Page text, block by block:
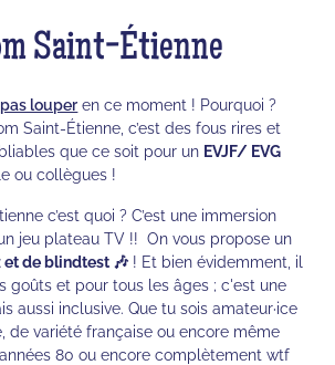
Saint-Étienne
louper en ce moment ! Pourquoi ?
Saint-Étienne, c’est des fous rires et
que ce soit pour un EVJF/ EVG
ou collègues !
c’est quoi ? C’est une immersion
jeu plateau TV !! On vous propose un
de blindtest 🎶 ! Et bien évidemment, il
goûts et pour tous les âges ; c'est une
aussi inclusive. Que tu sois amateur·ice
de variété française ou encore même
80 ou encore complètement wtf